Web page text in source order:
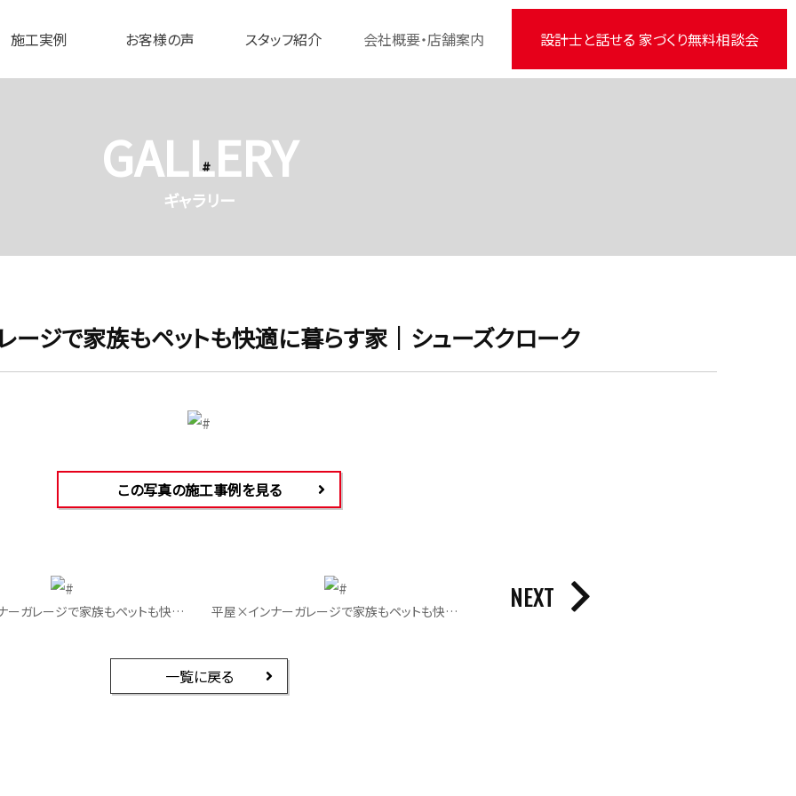
施工実例 お客様の声 スタッフ紹介 会社概要・店舗案内 設計士と話せる 家づくり無料相談会
GALLERY
ギャラリー
ジで家族もペットも快適に暮らす家｜シューズクローク
この写真の施工事例を見る
平屋×インナーガレージで家族もペットも快適に暮らす家｜玄関 平屋×インナーガレージで家族もペットも快適に暮らす家｜照明 NEXT
一覧に戻る